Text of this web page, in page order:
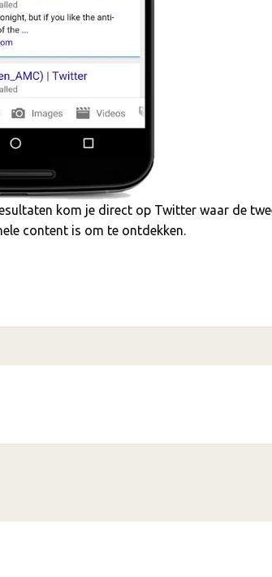
kom je direct op Twitter waar de
content is om te ontdekken.